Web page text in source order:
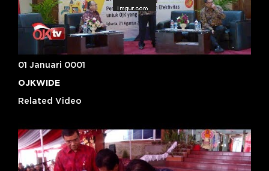
01 Januari 0001
OJKWIDE
Related Video